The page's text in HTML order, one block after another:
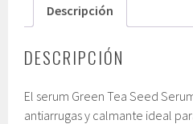
Descripción
DESCRIPCIÓN
El serum Green Tea Seed
antiarrugas y calmante ideal